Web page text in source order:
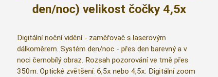
den/noc) velikost čočky 4,5x
Digitální noční vidění - zaměřovač s laserovým
dálkoměrem. Systém den/noc - přes den barevný a v
noci černobílý obraz. Rozsah pozorování ve tmě přes
350m. Optické zvětšení: 6,5x nebo 4,5x. Digitální zoom